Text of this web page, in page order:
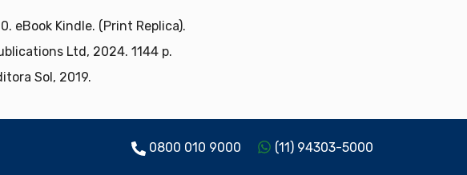
eBook Kindle. (Print Replica).
Ltd, 2024. 1144 p.
Sol, 2019.
0800 010 9000 (11) 94303-5000